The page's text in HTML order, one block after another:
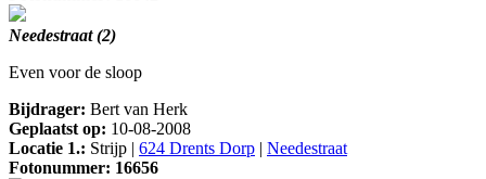
Needestraat (2)
Even voor de sloop
Bijdrager: Bert van Herk
Geplaatst op: 10-08-2008
Locatie 1.: Strijp | 624 Drents Dorp | Needestraat
Fotonummer: 16656